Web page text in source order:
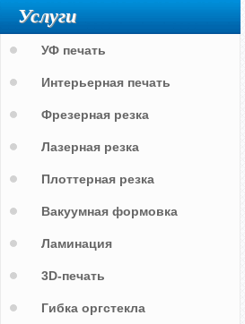
Услуги
УФ печать
Интерьерная печать
Фрезерная резка
Лазерная резка
Плоттерная резка
Вакуумная формовка
Ламинация
3D-печать
Гибка оргстекла